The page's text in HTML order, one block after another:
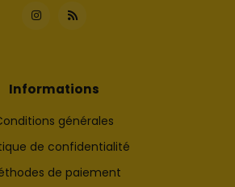
Informations
générales
de confidentialité
de paiement